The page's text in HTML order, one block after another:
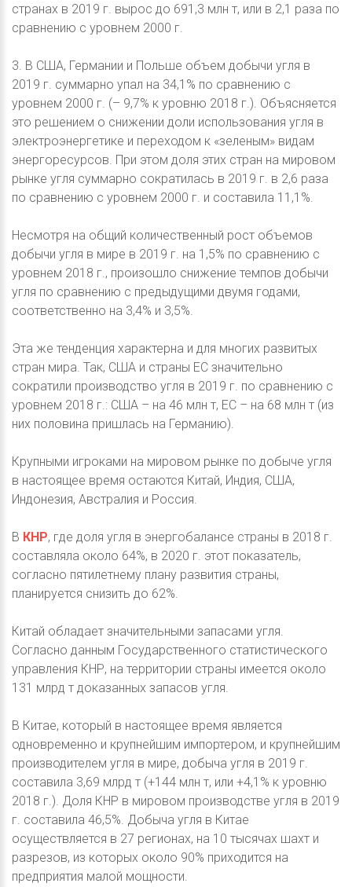
странах в 2019 г. вырос до 691,3 млн т, или в 2,1 раза по
сравнению с уровнем 2000 г.
3. В США, Германии и Польше объем добычи угля в
2019 г. суммарно упал на 34,1% по сравнению с
уровнем 2000 г. (– 9,7% к уровню 2018 г.). Объясняется
это решением о снижении доли использования угля в
электроэнергетике и переходом к «зеленым» видам
энергоресурсов. При этом доля этих стран на мировом
рынке угля суммарно сократилась в 2019 г. в 2,6 раза
по сравнению с уровнем 2000 г. и составила 11,1%.
Несмотря на общий количественный рост объемов
добычи угля в мире в 2019 г. на 1,5% по сравнению с
уровнем 2018 г., произошло снижение темпов добычи
угля по сравнению с предыдущими двумя годами,
соответственно на 3,4% и 3,5%.
Эта же тенденция характерна и для многих развитых
стран мира. Так, США и страны ЕС значительно
сократили производство угля в 2019 г. по сравнению с
уровнем 2018 г.: США – на 46 млн т, ЕС – на 68 млн т (из
них половина пришлась на Германию).
Крупными игроками на мировом рынке по добыче угля
в настоящее время остаются Китай, Индия, США,
Индонезия, Австралия и Россия.
В КНР, где доля угля в энергобалансе страны в 2018 г.
составляла около 64%, в 2020 г. этот показатель,
согласно пятилетнему плану развития страны,
планируется снизить до 62%.
Китай обладает значительными запасами угля.
Согласно данным Государственного статистического
управления КНР, на территории страны имеется около
131 млрд т доказанных запасов угля.
В Китае, который в настоящее время является
одновременно и крупнейшим импортером, и крупнейшим
производителем угля в мире, добыча угля в 2019 г.
составила 3,69 млрд т (+144 млн т, или +4,1% к уровню
2018 г.). Доля КНР в мировом производстве угля в 2019
г. составила 46,5%. Добыча угля в Китае
осуществляется в 27 регионах, на 10 тысячах шахт и
разрезов, из которых около 90% приходится на
предприятия малой мощности.